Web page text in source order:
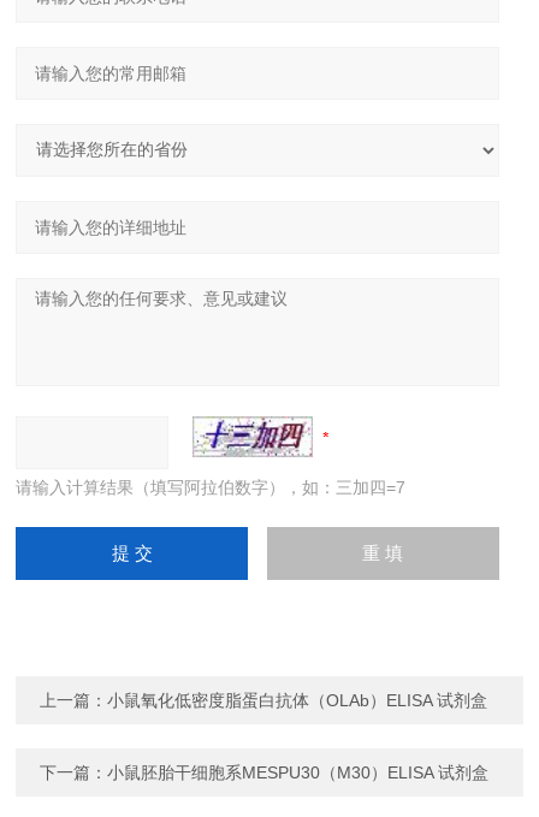
请输入计算结果（填写阿拉伯数字），如：三加四=7
上一篇：小鼠氧化低密度脂蛋白抗体（OLAb）ELISA 试剂盒
下一篇：小鼠胚胎干细胞系MESPU30（M30）ELISA 试剂盒